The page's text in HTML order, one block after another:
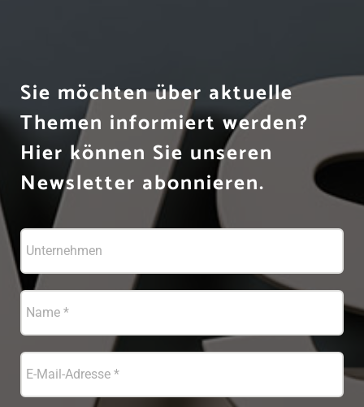
Sie möchten über aktuelle
Themen informiert werden?
Hier können Sie unseren
Newsletter abonnieren.